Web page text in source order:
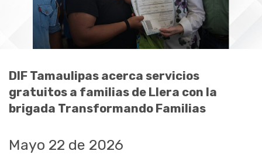
DIF Tamaulipas acerca servicios
gratuitos a familias de Llera con la
brigada Transformando Familias
Mayo 22 de 2026